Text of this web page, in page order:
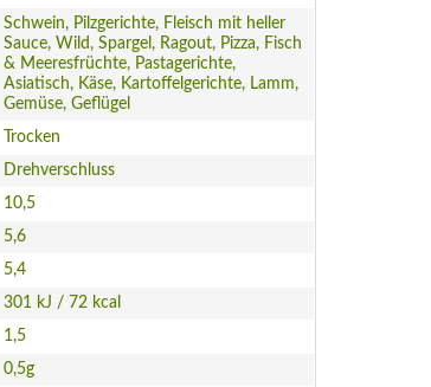
Schwein, Pilzgerichte, Fleisch mit heller
Sauce, Wild, Spargel, Ragout, Pizza, Fisch
& Meeresfrüchte, Pastagerichte,
Asiatisch, Käse, Kartoffelgerichte, Lamm,
Gemüse, Geflügel
Trocken
Drehverschluss
10,5
5,6
5,4
301 kJ / 72 kcal
1,5
0,5g